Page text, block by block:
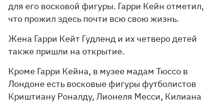
для его восковой фигуры. Гарри Кейн отметил,
что прожил здесь почти всю свою жизнь.
Жена Гарри Кейт Гудленд и их четверо детей
также пришли на открытие.
Кроме Гарри Кейна, в музее мадам Тюссо в
Лондоне есть восковые фигуры футболистов
Криштиану Роналду, Лионеля Месси, Килиана